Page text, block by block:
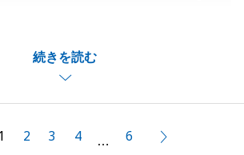
続きを読む
ております。
しては、申し訳ございませんでし
1 2 3 4 … 6